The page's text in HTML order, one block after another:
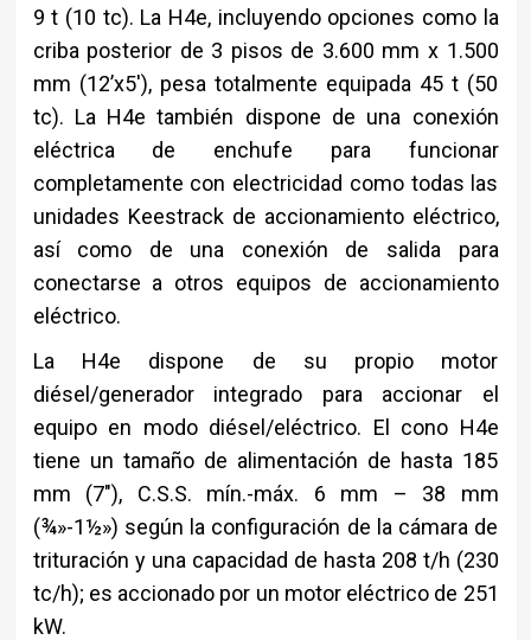
9 t (10 tc). La H4e, incluyendo opciones como la
criba posterior de 3 pisos de 3.600 mm x 1.500
mm (12’x5′), pesa totalmente equipada 45 t (50
tc). La H4e también dispone de una conexión
eléctrica de enchufe para funcionar
completamente con electricidad como todas las
unidades Keestrack de accionamiento eléctrico,
así como de una conexión de salida para
conectarse a otros equipos de accionamiento
eléctrico.
La H4e dispone de su propio motor
diésel/generador integrado para accionar el
equipo en modo diésel/eléctrico. El cono H4e
tiene un tamaño de alimentación de hasta 185
mm (7″), C.S.S. mín.-máx. 6 mm – 38 mm
(¾»-1½») según la configuración de la cámara de
trituración y una capacidad de hasta 208 t/h (230
tc/h); es accionado por un motor eléctrico de 251
kW.